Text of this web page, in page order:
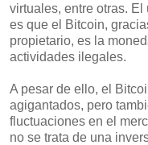
virtuales, entre otras.
es que el Bitcoin,
propietario, es la
actividades ilegales.
A pesar de ello, el
agigantados, pero
fluctuaciones en el
no se trata de una